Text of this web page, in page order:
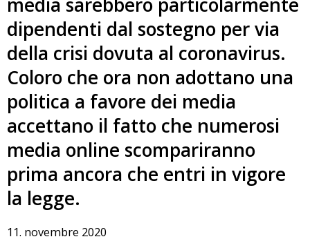
dipendenti dal sostegno per via
della crisi dovuta al coronavirus.
Coloro che ora non adottano una
politica a favore dei media
accettano il fatto che numerosi
media online scompariranno
prima ancora che entri in vigore
la legge.
11. novembre 2020